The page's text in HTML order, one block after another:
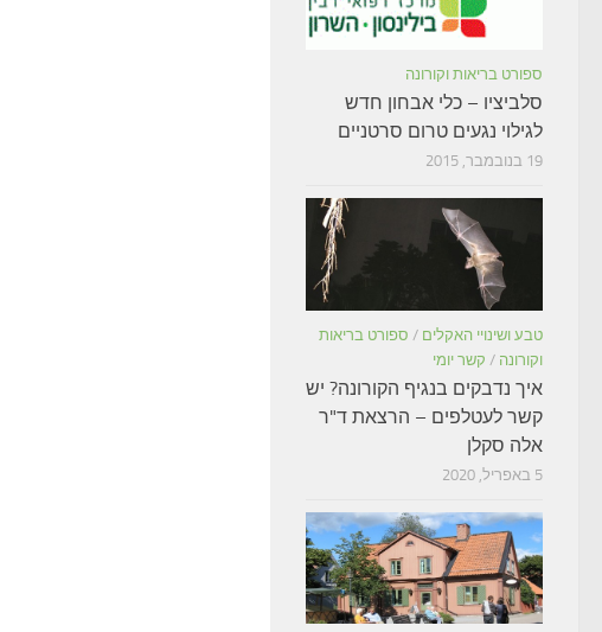
ספורט בריאות וקורונה
סלביציו – כלי אבחון חדש
לגילוי נגעים טרום סרטניים
19 בנובמבר, 2015
טבע ושינויי האקלים / ספורט בריאות
וקורונה / קשר יומי
איך נדבקים בנגיף הקורונה? יש
קשר לעטלפים – הרצאת ד"ר
אלה סקלן
5 באפריל, 2020